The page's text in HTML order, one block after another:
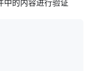
的内容进行验证